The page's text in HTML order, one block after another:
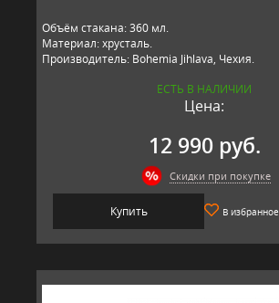
Объём стакана: 360 мл.
Материал: хрусталь.
Производитель: Bohemia Jihlava, Чехия.
ЕСТЬ В НАЛИЧИИ
Цена:
12 990 руб.
Скидки при покупке
Купить В избранное